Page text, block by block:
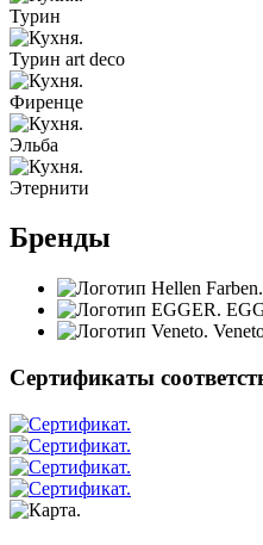
Турин
Турин art deco
Фиренце
Эльба
Этернити
Бренды
Сертификаты